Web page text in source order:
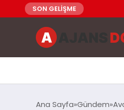
SON GELİŞME
Ana Sayfa Gündem